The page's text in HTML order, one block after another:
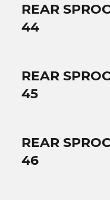
REAR
44
REAR
45
REAR
46